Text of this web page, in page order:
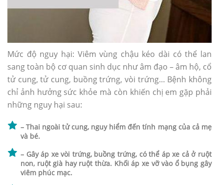
Mức độ nguy hại: Viêm vùng chậu kéo dài có thể lan
sang toàn bộ cơ quan sinh dục như âm đạo – âm hộ, cổ
tử cung, tử cung, buồng trứng, vòi trứng… Bệnh không
chỉ ảnh hưởng sức khỏe mà còn khiến chị em gặp phải
những nguy hại sau:
– Thai ngoài tử cung, nguy hiểm đến tính mạng của cả mẹ
và bé.
– Gây áp xe vòi trứng, buồng trứng, có thể áp xe cả ở ruột
non, ruột già hay ruột thừa. Khối áp xe vỡ vào ổ bụng gây
viêm phúc mạc.